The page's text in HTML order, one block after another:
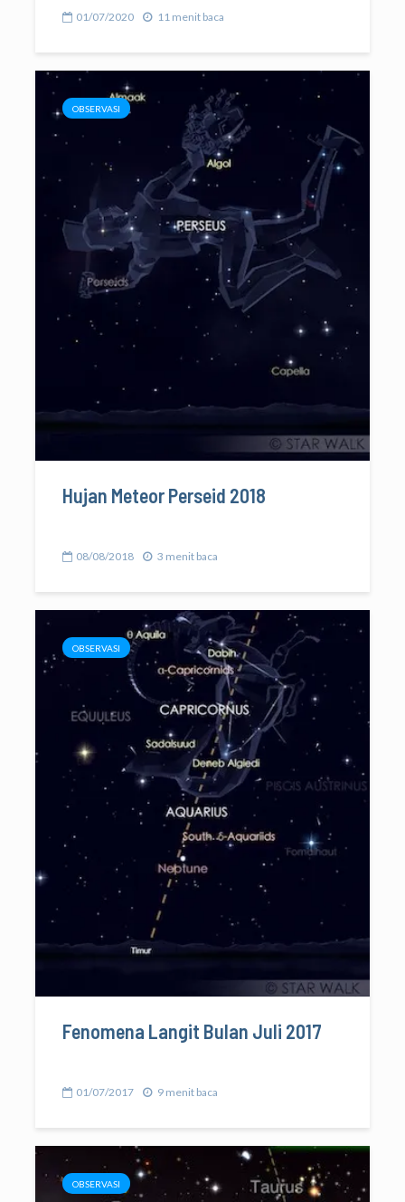
01/07/2020 11 menit baca
OBSERVASI
Hujan Meteor Perseid 2018
08/08/2018 3 menit baca
OBSERVASI
Fenomena Langit Bulan Juli 2017
01/07/2017 9 menit baca
OBSERVASI